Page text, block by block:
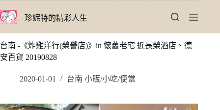
至
要
內
珍妮特的精彩人生
台南 -《炸雞洋行(榮譽店)》in 懷舊老宅 近長榮酒店、德
安百貨 20190828
2020-01-01 台南 小販/小吃/便當